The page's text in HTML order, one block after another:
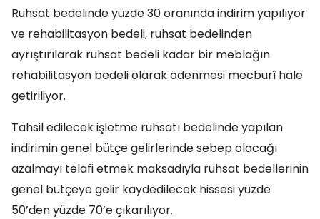
Ruhsat bedelinde yüzde 30 oranında indirim yapılıyor
ve rehabilitasyon bedeli, ruhsat bedelinden
ayrıştırılarak ruhsat bedeli kadar bir meblağın
rehabilitasyon bedeli olarak ödenmesi mecburî hale
getiriliyor.
Tahsil edilecek işletme ruhsatı bedelinde yapılan
indirimin genel bütçe gelirlerinde sebep olacağı
azalmayı telafi etmek maksadıyla ruhsat bedellerinin
genel bütçeye gelir kaydedilecek hissesi yüzde
50’den yüzde 70’e çıkarılıyor.